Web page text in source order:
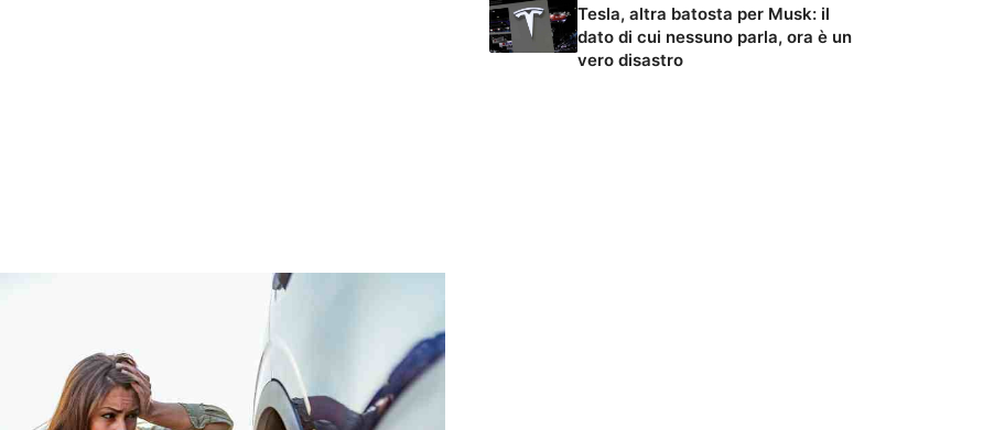
Tesla, altra batosta per Musk: il
dato di cui nessuno parla, ora è un
vero disastro